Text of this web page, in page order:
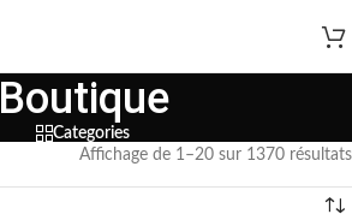
Boutique
Categories
Affichage de 1–20 sur 1370 résultats